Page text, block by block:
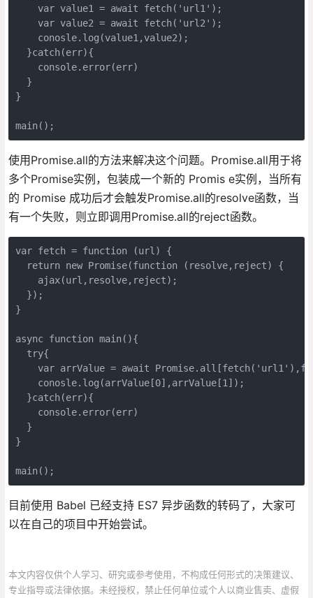
    var value1 = await fetch('url1');
    var value2 = await fetch('url2');
    conosle.log(value1,value2);
  }catch(err){
    console.error(err)
  }
}
main();
使用Promise.all的方法来解决这个问题。Promise.all用于将
多个Promise实例，包装成一个新的 Promis e实例，当所有
的 Promise 成功后才会触发Promise.all的resolve函数，当
有一个失败，则立即调用Promise.all的reject函数。
var fetch = function (url) {
  return new Promise(function (resolve,reject) {
    ajax(url,resolve,reject);
  });
}
async function main(){
  try{
var arrValue = await
    conosle.log(arrValue[0],arrValue[1]);
  }catch(err){
    console.error(err)
  }
}
main();
目前使用 Babel 已经支持 ES7 异步函数的转码了，大家可
以在自己的项目中开始尝试。
本文内容仅供个人学习、研究或参考使用，不构成任何形式的决策建议、
专业指导或法律依据。未经授权，禁止任何单位或个人以商业售卖、虚假